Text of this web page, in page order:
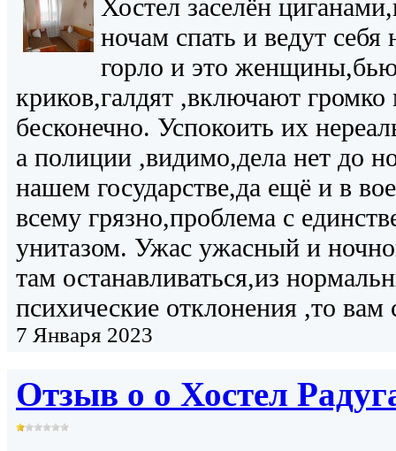
Хостел заселён
ночам спать и ведут себя
горло и это
криков,галдят ,включают
бесконечно. Успокоить их
а полиции ,видимо,дела нет до
нашем государстве,да ещё и в
всему грязно,проблема с
унитазом. Ужас ужасный и
там останавливаться,из
психические отклонения ,то вам
7 Января 2023
Отзыв о о Хостел